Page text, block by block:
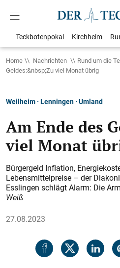
Teckbotenpokal Kirchheim
Home Nachrichten Rund um die
Geldes:&nbsp;Zu viel Monat übrig
Weilheim · Lenningen · Umland
Am Ende des
viel Monat
Bürgergeld Inflation,
Lebensmittelpreise – der
Esslingen schlägt Alarm: Die
Weiß
27.08.2023